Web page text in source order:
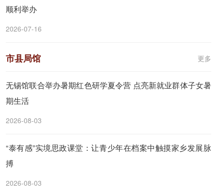
顺利举办
2026-07-16
市县局馆 更多
无锡馆联合举办暑期红色研学夏令营 点亮新就业群体子女暑
期生活
2026-08-03
“泰有感”实境思政课堂：让青少年在档案中触摸家乡发展脉
搏
2026-08-03